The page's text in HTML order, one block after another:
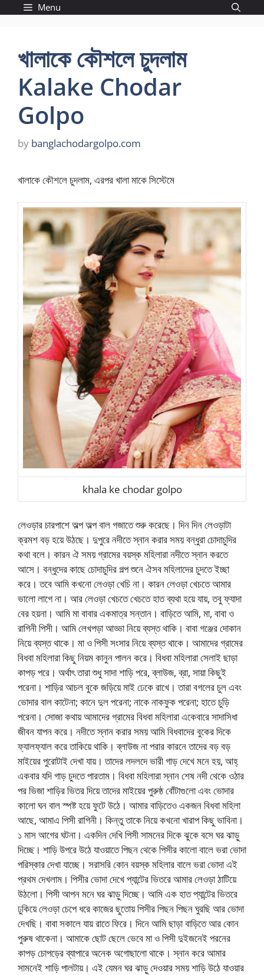
Menu
খালাকে কৌশলে চুদলাম
Kalake Chodar
Golpo
by banglachodargolpo.com
খালাকে কৌশলে চুদলাম, এরপর খালা মাকে সিস্টেমে
khala ke chodar golpo
লেওড়ার চারপাশে অল্প অল্প বাল গজাতে শুরু করেছে। দিন দিন লেওড়াটা ক্রমশ বড় হয়ে উঠছে। দুপুরে নদীতে স্নান করার সময় বন্ধুরা চোদাচুদির কথা বলে। কারন ঐ সময় গ্রামের বয়স্ক মহিলারা নদীতে স্নান করতে আসে। বন্ধুদের কাছে চোদাচুদির গল্প শুনে ঐসব মহিলাদের চুদতে ইচ্ছা করে। তবে আমি কখনো লেওড়া খেচি না। কারন লেওড়া খেচতে আমার ভালো লাগে না। আর লেওড়া খেচতে খেচতে হাত ব্যথা হয়ে যায়, তবু ফ্যাদা বের হয়না। আমি মা বাবার একমাত্র সন্তান। বাড়িতে আমি, মা, বাবা ও রাগিনী পিসী। আমি লেখপড়া আড্ডা নিয়ে ব্যস্ত থাকি। বাবা গঞ্জের দোকান নিয়ে ব্যস্ত থাকে। মা ও পিসী সংসার নিয়ে ব্যস্ত থাকে। আমাদের গ্রামের বিধবা মহিলারা কিছু নিয়ম কানুন পালন করে। বিধবা মহিলারা সেলাই ছাড়া কাপড় পরে। অর্থাৎ তারা শুধু সাদা শাড়ি পরে, ব্লাউজ, ব্রা, সায়া কিছুই পরেনা। শাড়ির আচল বুকে জড়িয়ে মাই ঢেকে রাখে। তারা বগলের চুল এবং ভোদার বাল কাটেনা; কানে দুল পরেনা; নাকে নাকফুক পরেনা; হাতে চুড়ি পরেনা। সোজা কথায় আমাদের গ্রামের বিধবা মহিলারা একেবারে সাদাসিধা জীবন যাপন করে। নদীতে স্নান করার সময় আমি বিধবাদের বুকের দিকে ফ্যালফ্যাল করে তাকিয়ে থাকি। ব্লাউজ না পরার কারনে তাদের বড় বড় মাইয়ের পুরোটাই দেখা যায়। তাদের লদলদে ভারী গাড় দেখে মনে হয়, আহ্‌ একবার যদি গাড় চুদতে পারতাম। বিধবা মহিলারা স্নান শেষ নদী থেকে ওঠার পর ভিজা শাড়ির ভিতর দিয়ে তাদের মাইয়ের পুরুষ্ঠ বোঁটাগুলো এবং ভোদার কালো ঘন বাল স্পষ্ট হয়ে ফুটে উঠে। আমার বাড়িতেও একজন বিধবা মহিলা আছে, আমাএ পিসী রাগিনী। কিন্তু তাকে নিয়ে কখনো খারাপ কিছু ভাবিনা। ১ মাস আগের ঘটনা। একদিন দেখি পিসী সামনের দিকে ঝুকে বসে ঘর ঝাড়ু দিচ্ছে। শাড়ি উপরে উঠে যাওয়াতে পিছন থেকে পিসীর কালো বালে ভরা ভোদা পরিস্কার দেখা যাচ্ছে। সরাসরি কোন বয়স্ক মহিলার বালে ভরা ভোদা এই প্রথম দেখলাম। পিসীর ভোদা দেখে প্যান্টের ভিতরে আমার লেওড়া ঠাটিয়ে উঠলো। পিসী আপন মনে ঘর ঝাড়ু দিচ্ছে। আমি এক হাত প্যান্টের ভিতরে ঢুকিয়ে লেওড়া চেপে ধরে কাজের ছুতোয় পিসীর পিছন পিছন ঘুরছি আর ভোদা দেখছি। বাবা সকালে যায় রাতে ফিরে। দিনে আমি ছাড়া বাড়িতে আর কোন পুরুষ থাকেনা। আমাকে ছোট ছেলে ভেবে মা ও পিসী দুইজনেই পরনের কাপড় চোপড়ের ব্যাপারে অনেক অগোছালো থাকে। স্নান করে আমার সামনেই শাড়ি পালটায়। এই যেমন ঘর ঝাড়ু দেওয়ার সময় শাড়ি উঠে যাওয়ার ব্যাপারটা পিসী উদারীন ভাবে গামছা তুলে বুকে রাখছে। মায়ের ভরাট মাই দেখার কোন আগ্রহ আমার নেই। আমি সায়ার ফাক দিয়ে ভোদা দেখার চেষ্টা চালাচ্ছি। ঠিকমতো দেখতে পারছিনা, এদিকে মা এখনই শাড়ি পড়ে ফেলবে। তাই যতোক্ষন পারি ভালো করে ভোদা দেখে নিচ্ছি। মায়ের ভোদা দেখতে দেখতে পিসীর কথা ভুলে গেলাম। বারবার মনে হতে লাগলো, ইস্‌স্‌স্‌ একবার যদি মাকে চুদতে পারতাম………… কিছুক্ষন পর মা শাড়ি পরলো। আমারও ভোদা দেখার সমাপ্তি ঘটলো। এই ঘটনার পর ১ বছর কেটে গেছে। এখন আমি ক্লাস নাইনে। এখন আমি দিনে মা ও পিসীর মাই ভোদা দেখার পাশাপাশি রাতে মা বাবার চোদাচুদি দেখি। মা বাবার পাশের ঘরটাই আমার, আমার পরে পিসীর ঘর। রাতে অনেক গরম লাগে তাই মা বাবার ঘরের জানালা খোলা থাকে। কাজেই তাদের চোদাচুদি দেখতে আমার অসুবিধা হয়না। প্রথম দিকে কিছু বুঝতাম না। বাবার ঘুম অনেক বেশি। এদিকে মা কাজ শেষ করে রাত ১১ টায় ঘরে ঢোকে। দেখা গেলো চোদাচুদি দেখার জন্য আমি সারারাত জানালার পাশে জেগে বসে আছি, অথচ ঐদিন বাবা মাকে চুদলো না। আবার আরেকদিন ঘুমাতে গেছি, সেদিনই বাবা মাকে চুদলো। অবশ্য এখন ব্যাপারটা ধরে ফেলেছি। যে রাতে বাবা মাকে চোদে, সে রাতে বাবা জেগে থাকার জন্য বই পড়ে। মা ঘরে ঢুকে বিছানায় শোয়ার আধ ঘন্টার মধ্যেই চোদাচুদি শুরু হয়ে যায়। বাবাকে বই পড়তে দেখলে আমি জানালা ছেড়ে উঠি না। তাদের চোদাচুদি দেখে ঘুমাতে যাই। স্বপ্নে মাকে চুদে চুদে ফ্যাদায় নিজের পায়জামা ভাসিয়ে ফেলি। আজ আমাদের একজন স্যার মারা যাওয়াতে স্কুল ছুটি হয়ে গেছে। মনে অনেক আনন্দ নিয়ে বাড়ি ফিরছি। আজ ভালো করে মায়ের মাই ভোদা দেখতে পারবো। পিসী বাড়িতে নেই, এক আত্মীয়ের বাড়িতে বেড়াতে গেছে। বাড়িতে ঢুকেই মায়ের ঘরের দিকে নজর দিলাম। মা চিৎ হয়ে শুয়ে অঘোরে ঘুমাচ্ছে। শাড়ি সায়া পেট পর্যন্ত উঠে গেছে, দুই পা দুই দিকে ফাক করা। ভোদা ফাক হয়ে ভিতরটা পরিস্কার দেখা যাচ্ছে। ভোদার মাঝখানটা টকটকে লাল, তার উপরে বাদামী রং এর বড় গোটার কি যেন একটা দেখা যাচ্ছে। বাবার বহু ব্যবহারে ব্যবহৃত মায়ের ভোদা কিছুটা কালচে হয়ে গেছে। আহ্‌হ্‌হ্‌………… আমার মায়ের ভোদা……… আমার মায়ের ভোদা……… ভোদাটা আমাকে ভিষন ভাবে কাছে টানছে। এখনি মায়ের ভোদায় আমার লেওড়াটা ঢুকিয়ে দিতে ইচ্ছা করছে। নিজেকে আর ধরে রাখতে পারছিনা। হাত পা সব কাঁপছে, শরীর ঘামছে। ধুর্‌ যা হবার হবে, এখনই মাকে চুদবো। সাহস করে প্যান্টের চেইন খুলে লেওড়া বের করে এক পা দুই পা করে এগিয়ে মায়ের দুই পায়ের ফাকে বসলাম। হাটুতে শরীরের ভর দিয়ে দুই হাত মায়ের দুই বগলের ফাকে রাখলাম। মায়ের শরীরে যাতে ছোঁয়া না লাগে এমনভাবে আমার কোমর ধীরে ধীরে নামিয়ে লেওড়াটাকে ভোদার মুখ বরাবর রাখলাম। মায়ের ভোদাটা একটু ভিজা ভিজা মনে হচ্ছে। আমার মাথা ঝিমঝিম করছে, লেওড়া ভিষন ভাবে শিরশির করছে। এতোদিন শুধু তাকিয়ে তাকিয়ে মায়ের ভোদা দেখেছি। আজ এই মুহুর্তে মায়ের ভোদার সবচেয়ে লোভনীয় জায়গায় আমার লেওড়া স্পর্শ করেছে। আহ্‌ আর অপেক্ষা করতে পারছিনা। দুই হাতে শরীরের ভর রেখে কোমরটাকে আরো নিচু করে আস্তে একটা চাপ দিলাম। এই বয়সেই আমার লেওড়া যথেষ্ঠ বড়। যে কোন মেয়েকে পরম তৃপ্তি দেওয়ার ক্ষমতা এই লেওড়ার আছে। কিন্তু তারপরও মায়ের রসে ভিজা পিচ্ছিল ভোদায় মোটা লেওড়াটাকে ঢুকাতে কোন সমস্যাই হলো না। কাদায় পা দেঁবে যাওয়ার মতো ধীরে ধীরে লেওড়া ভোদায় ঢুকে গেলো। আহ্‌ কি যে সুখ, ভাষায় প্রকাশ করার মতো নয়। পৃথিবীতে এমন কিছু নেই যার সাথে এই সুখের তুলনা চলে। অর্ধেক লেওড়া ভোদায় ঢুকিয়ে দিয়েছি। পুরোটা ঢুকাতে ভয় করছে, যদি মা জেগে যায়। এবার আলগোছে কোমরটাকে উপরে তুলে আবার নামিয়ে অর্ধেক লেওড়া ভোদায় ঢুকাতে ও বের করতে থাকলাম। এভাবে কয়েক মিনিট করার পর হঠাৎ করে মায়ের সারা শরীর কাপুনি দিয়ে উঠলো। মা চমকে জেগে উঠে দুই হাত দিয়ে আমার পিঠ সজোরে আকড়ে ধরলো। – “এই কে রে?” আমি চমকে গিয়ে শরীরের ভারসাম্য হারিয়ে মায়ের উপরে পড়লাম। আমার কোমর মায়ের তলপেটে আছড়ে পড়ায় লেওড়া সম্পুর্ন ভাবে ভোদায় ঢুকে গেলো। মা দুই হাতে আমাকে আরো শক্ত কতে চেপে ধরে কঁকিয়ে উঠলো। – “আহ্‌হ্‌হ্‌…… ইস্‌স্‌স্‌……আহ্‌হ্‌হ্‌…… কত্তো বড় লেওড়া রে বাবা।” মা দুই হাত দিয়ে আমার পিঠ ধরে ঝাকুনি দিয়ে চোখ খুলে তাকালো। – “হারামজাদা, তোর সাহস তো কম নয়। নিজের মায়ের ভোদার ভিতরেই নিজের লেওড়া ঢুকিয়ে বসে আছিস।” আমি তো ভয়ে কাঠ হয়ে গেছি। মায়ের মাই দুইটা আমার বুকে ঘষা খাচ্ছে। ভয়ের চোটে মুখ দিয়ে শব্দ বের হচ্ছে না। নিস্পলক চোখে মায়ের মুখের দিকে তাকিয়ে আছি। – “হা করে কি দেখছিস? হারামজাদা…… দাঁড়া আজ তোর বাবা আসুক।” আমি ভয়ে দিশাহারা হয়ে মায়ের কাধে মুখ গুজে দিলাম। – “মা…… মাগো…… ভুল হয়ে গেছে। ক্ষমা করে দাও মা।” মা আমার পিঠ আরো শক্ত করে চেপে ধরে কোমরটাকে উচু লেওড়াটাকে ভোদার আরো ভিতরে ঢুকিয়ে নিলো। – “চোদার জন্য আর কাউকে পেলি না। শেষ পর্যন্ত নিজের মাকেই চুদতে ইচ্ছা হলো।” মায়ের কন্ঠে সহানুভুতির সুর শুনে আমার সাহস বেড়ে গেলো। মায়ের কাধে মুখ রেখে লেওড়াটাকে ভোদার আরো ভিতরে সেধিয়ে দিলাম। – “আমার যে বাইরের মেয়েদের ভালো লাগে না মা। তাছাড়া আমি তোমার ও পিসীর ছাড়া অন্য কোন মেয়ের এটা দেখিনি।” মা দুই পা দিয়ে আমার কোমর জড়িয়ে ধরে দুই হাত দিয়ে আমাকে আরো শক্ত করে চেপে ধরলো। – “ওরে তুই মায়ের সাথে সাথে পিসীর দিকেও নজর দিয়েছিস। তুই তো আসলেই একটা চোদনার বাচ্চা। আর এটা এটা বলছিস কেন? এটা মানে কোনটা?” বুঝতে পারছি মায়ের বেশ ভালো লাগছে। আমি মুখ তুলে প্রেমিকের মতো আবেগ মাখা দৃষ্টিতে মায়ের চোখে চোখ রাখলাম। – “তোমার ভোদা মা। তোমার ভোদা দেখতে আমার ভীষন ভালো লাগে।” হঠাৎ মা প্রচন্ড রেগে গিয়ে চিৎকার শুরু করে দিলো। – “হারামজাদা, আমার ভোদা যখন তোর ভালো লাগে, তখন ভোদায় লেওড়া ঢুকাতে এতো দেরী করলি কেন শুয়োরের বাচ্চা। সেই কবে থেকে লাজ লজ্জা সব ভুলে তোকে আমার ভোদা দেখাচ্ছি। আর এতোদিনে তোর সময় হলো।” – “আমার ভয় করতো, তুমি যদি বকা দাও।” – “ওরে গর্দভের বাচ্চা গর্দভ, বকবো কেন। তোকে কাছে পাওয়ার জন্য কতোদিন ধরে অপেক্ষা করছি। তোর বাপ তো বিয়ের পর থেকে একদিনও আমাকে চুদে সুখ দিতে পারেনি। ভোদায় লেওড়া ঢুকিয়ে চুদতে না চুদতেই ফ্যাদা বের হয়ে যায়। সব সময় চোদনজ্বালায় ছটফট করি। কিন্তু বাইরের কাউকে দিয়ে চোদাতে পারিনা। যদি লোক জানাজানি হয়, তাহলে তো আমার বদনাম হবে। গত বছর একদিন দুপুর বেলা তুই যখন ঘুমিয়েছিলি, তখন আমি ও তোর পিসী দেখি তোর লেওড়া শক্ত হয়ে হাফ প্যান্টের ফাক দিয়ে বের হয়ে এসেছে। সেই থেকে আমরা দুইজনেই তোকে দিয়ে চোদাতে চাইছি। আমি মা হয়ে তোকে চোদার কথা বলতে পারিনা, তোর পিসীরও আমার মতো অবস্থা। তখন থেকেই আমি ও তোর পিসী তোকে নানা ছুতায় আমাদের মাই ভোদা দেখাই। – “তারমানে পিসীও আমার চোদন খেতে চায়!!!” – “হ্যা রে সোনা। তোর পিসীও আমার মতো চোদনজ্বালায় ছটফট করে। তাও তো তোর বাবার লেওড়া আমার ভোদায় ঢুকে। কিন্তু তোর পিসীর সে সুযোগও নেই। এখন কথা না বাড়িয়ে তাড়াতাড়ি কাজ শুরু কর। কাল আমার মাসিক শেষ হয়েছে। মাসিকের আগে থেকে তোর বাবা আমাকে চোদে না। প্রায় ৯/১০ দিন হয়ে গেলো তোর বাবাকে দিয়ে চোদাইনি। আমি আগেই খবর পেয়েছি, তোর স্কুল ছুটি হয়ে গেছে। তাই ইচ্ছা করে ভোদা ফাক রেখে ঘুমের ভান করে পড়েছিলাম। আমি জানি তুই লুকিয়ে আমার ভোদা দেখিস। তুই যখন নেংটা হলি, তখন তোর লেওড়া দেখেই আমার ভোদা ভিজে যায়। তুই যখন লেওড়া ভোদায় স্পর্শ করলি, আমার সমস্ত শরীর কেপে উঠেছিলো। তারপরও আমি দাঁত মুখ খিচে শুয়েছিলাম। তারপর তুই যখন ভোদায় লেওড়া ঢুকিয়ে দিলি, আহ্‌…… কি যে সুখ। ১০ টা জোয়ান মর্দ পুরুষ একসাথে আমাকে চুদলেও এতো সুখ পেতাম না। ভেবেছিলাম ঘুমের ভান করেই তোর চোদন খাবো। কিন্তু হঠাৎ করেই শরীরটা ঝাকি দিলো, তোকে জড়িয়ে ধরতে ভীষন ইচ্ছা করলো। এবার তুই আমাকে আচ্ছামতো চোদ অভি। আমি আর থাকতে পারছি না রে।” এতোক্ষন ধরে কথা বলতে বলতে মা নিজেই গাড় উচু করে ঠেলছিলো। আমি চুপচাপ কথা শুনছিলাম। মায়ের পিঠে দুই হাত রেখে মাকে শক্ত আমার বুকের সাথে জাপটে ধরে শরীরের সমস্ত শক্তি দিয়ে লেওড়াটাকে ভোদায় ঢুকিয়ে দিলাম। মা দুই হাত দিয়ে আমাকে জড়িয়ে ধরে শরীরটাকে ধনুকের মতো বাকা করে ভোদাটাকে লেওড়ার সাথে চেপে ধরলো। – “অ………ভি……… আঃ……… আঃ……… চুদে চুদে আমাকে মেরে ফেল সোনা।” আমি চাপ হাল্কা করে ছোট ছোট ঠাপে মাকে চুদতে থাকলাম। মা দাঁত দিয়ে ঠোট কামড়ে ধরে চোদন সুখ উপভোগ করছে। মা মাঝেমাঝে আমার চুলের মুঠি ধরছে, কখনো কখনো আমার গাড় খামছে ধরছে। আমি আবার আগের মতো মায়ের ভোদায় লেওড়াটাকে চেপে চেপে ধরতে লাগলাম। মা আমাকে শক্ত করে জাপটে ধরে ভোদা উপরের দিকে ঠেলতে ঠেলতে মাতালের মতো শিৎকার করতে লাগলো। – “অভি রে…… মরে গেলাম সোনা………… মরে গেলাম………… আমার জল বের হয়ে গেলো রে…………………” মায়ের ভোদা কেমন যেন খাবি খেতে থাকলো। ভোদার ভিতরটা হঠাৎ করে আগুনের মতো গরম হয়ে উঠলো। বুঝতে পারলাম মা ভোদার জল ছাড়ছে। আমি মায়ের ভোদায় লেওড়াটাকে সজোরে চেপে ধরে আছি। হঠাৎ আমার শরীর খিচিয়ে উঠলো, সড়াৎ সড়াৎ করে মায়ের ভোদার ভিতরে ফ্যাদা পড়তে লাগলো। আমার লেওড়া স্প্রিং এর মতো আপনা আপনি মায়ের ভোদায় আছড়ে পড়তে লাগলো, এবং প্রতিবারই চিরিক চিরিক করে ফ্যাদা পড়ে মায়ের ভোদা ভেসে যেতে লাগলো। মায়ের হাত আলগা হয়ে গেলো। আমি মায়ের বুকে মুখ গুজে দিলাম। দুজনেরই শরীর ঘামে জবজব করছে। মা উঠে আমার পিঠে হাত বুলিয়ে দিলো। – “হ্য রে অভি আমাকে চুদতে কেমন লাগলো?” – “কেমন আবার লাগবে। মাগী চুদতে যেমন লাগে।” – “ছিঃ নিজের মাকে মাগী বললি।” – “মা হয়েছো তাতে কি হয়েছে। পরপুরুষের চোদন খেয়েছো, তুমি তো এখন একটা মাগী।” – “পরপুরুষ কোথায়, তুই তো আমারই ছেলে।” – “একই কথা, স্বামী তো নই।” – “তোর যা ইচ্ছা বল। মাগী হয়ে যদি তোর চোদন কাওয়া যায়, আমি তাতেও রাজী। শোন অভি, দিনের চেয়ে রাতে চুদতে বেশি মজা। রাতে আমাকে চুদবি?” – “কিভাবে চুদবো। রাতে তো তুমি বাবার সাথে থাকবে।” – “তুই ঘরের দরজা খোলা রাখিস। আমি ঠিক ঠিক চলে আসবো।” – “মা পিসীর ব্যা